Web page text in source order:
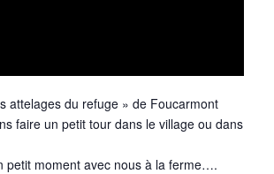
attelages du refuge » de Foucarmont
faire un petit tour dans le village ou dans
petit moment avec nous à la ferme….